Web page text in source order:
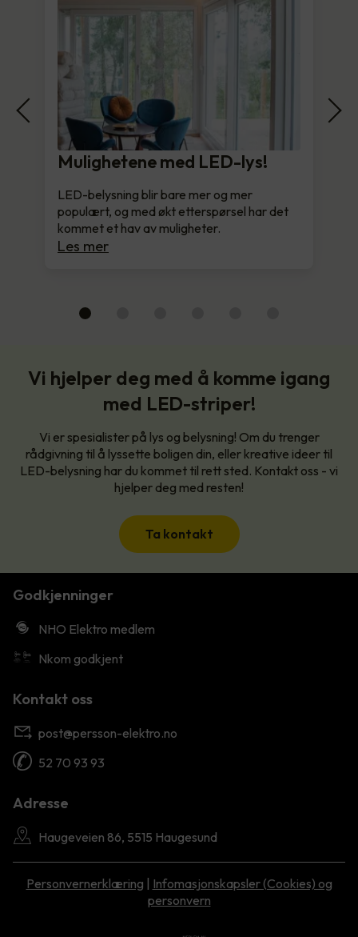
Mulighetene med LED-lys!
LED-belysning blir bare mer og mer
populært, og med økt etterspørsel har det
kommet et hav av muligheter.
Les mer
Vi hjelper deg med å komme igang
med LED-striper!
Vi er spesialister på lys og belysning! Om du trenger
rådgivning til å lyssette boligen din, eller kreative ideer til
LED-belysning har du kommet til rett sted. Kontakt oss - vi
hjelper deg med resten!
Ta kontakt
Godkjenninger
NHO Elektro medlem
Nkom godkjent
Kontakt oss
post@persson-elektro.no
52 70 93 93
Adresse
Haugeveien 86, 5515 Haugesund
Personvernerklæring | Infomasjonskapsler (Cookies) og
personvern